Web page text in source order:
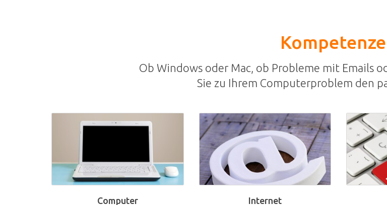
Ob Windows oder Mac, ob Probleme mit Emails
Sie zu Ihrem Computerproblem den
Computer Internet